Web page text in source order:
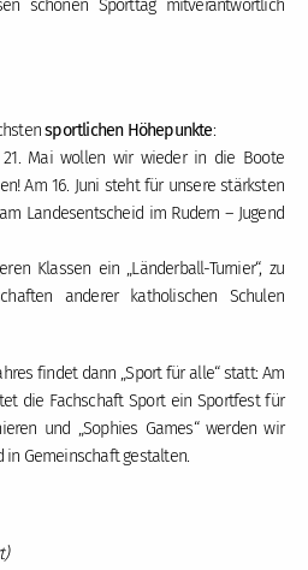
schönen Sporttag mitverantwortlich
sportlichen Höhepunkte:
Mai wollen wir wieder in die Boote
Am 16. Juni steht für unsere stärksten
Landesentscheid im Rudern – Jugend
Klassen ein „Länderball-Turnier“, zu
anderer katholischen Schulen
findet dann „Sport für alle“ statt: Am
die Fachschaft Sport ein Sportfest für
und „Sophies Games“ werden wir
in Gemeinschaft gestalten.